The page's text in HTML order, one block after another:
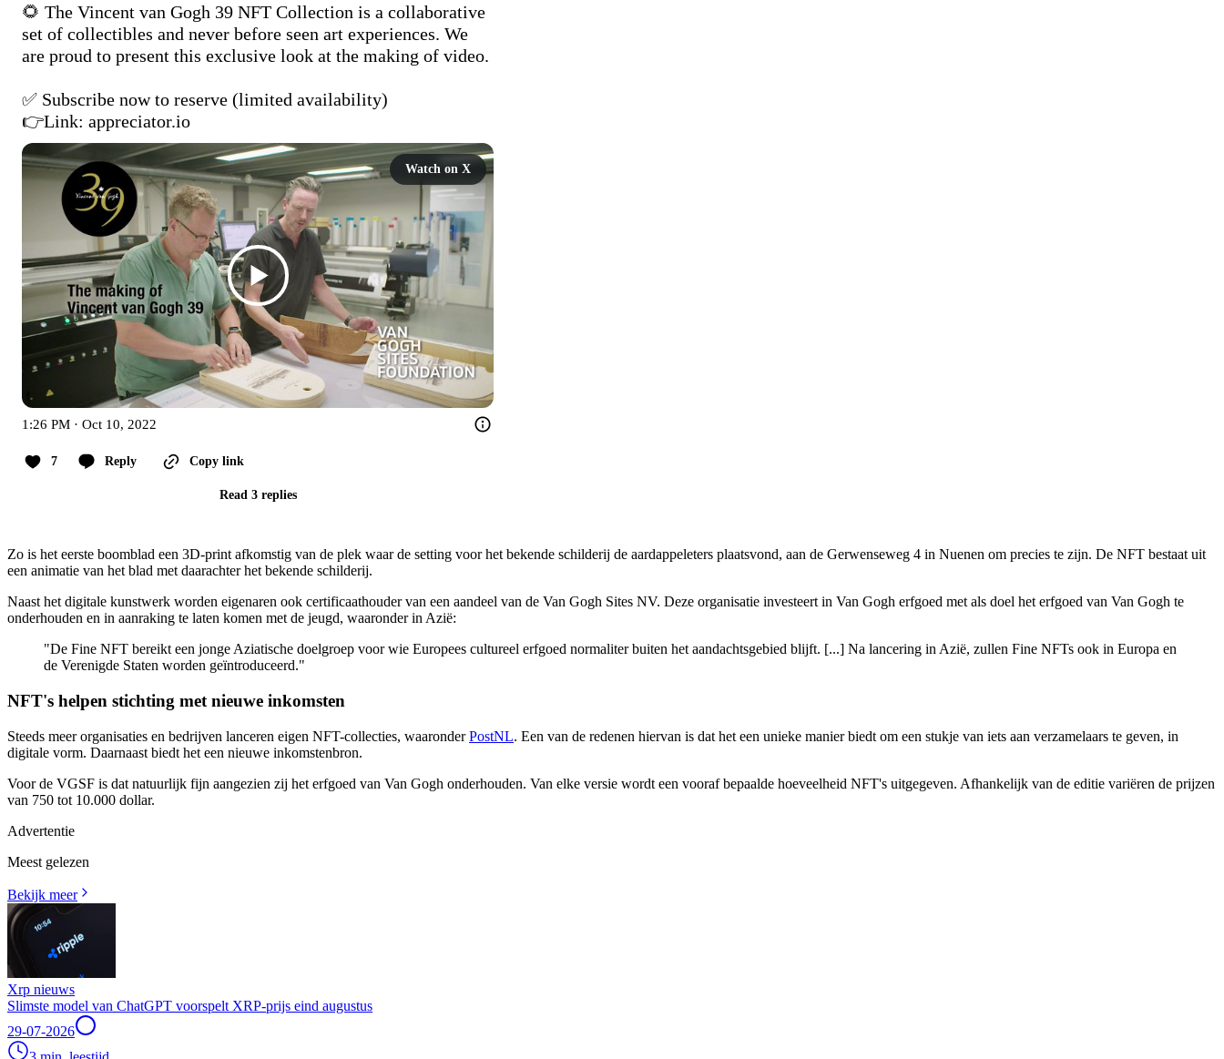
🌻 The Vincent van Gogh 39 NFT Collection is a collaborative
set of collectibles and never before seen art experiences. We
are proud to present this exclusive look at the making of video.
✅ Subscribe now to reserve (limited availability)
👉Link: appreciator.io
Watch on X
1:26 PM · Oct 10, 2022
7 Reply Copy link
Read 3 replies
Zo is het eerste boomblad een 3D-print afkomstig van de plek waar de setting voor het bekende schilderij de aardappeleters plaatsvond, aan de Gerwenseweg 4 in Nuenen om precies te zijn. De NFT bestaat uit
een animatie van het blad met daarachter het bekende schilderij.
Naast het digitale kunstwerk worden eigenaren ook certificaathouder van een aandeel van de Van Gogh Sites NV. Deze organisatie investeert in Van Gogh erfgoed met als doel het erfgoed van Van Gogh te
onderhouden en in aanraking te laten komen met de jeugd, waaronder in Azië:
"De Fine NFT bereikt een jonge Aziatische doelgroep voor wie Europees cultureel erfgoed normaliter buiten het aandachtsgebied blijft. [...] Na lancering in Azië, zullen Fine NFTs ook in Europa en
de Verenigde Staten worden geïntroduceerd."
NFT's helpen stichting met nieuwe inkomsten
Steeds meer organisaties en bedrijven lanceren eigen NFT-collecties, waaronderPostNL. Een van de redenen hiervan is dat het een unieke manier biedt om een stukje van iets aan verzamelaars te geven, in
digitale vorm. Daarnaast biedt het een nieuwe inkomstenbron.
Voor de VGSF is dat natuurlijk fijn aangezien zij het erfgoed van Van Gogh onderhouden. Van elke versie wordt een vooraf bepaalde hoeveelheid NFT's uitgegeven. Afhankelijk van de editie variëren de prijzen
van 750 tot 10.000 dollar.
Advertentie
Meest gelezen
Bekijk meer
Xrp nieuws
Slimste model van ChatGPT voorspelt XRP-prijs eind augustus
29-07-2026